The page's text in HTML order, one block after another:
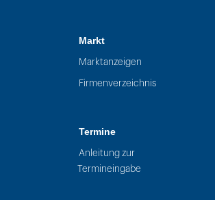
Markt
Marktanzeigen
Firmenverzeichnis
Termine
Anleitung zur
Termineingabe